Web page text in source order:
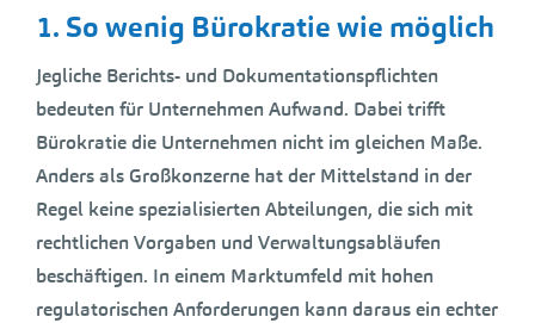
1. So wenig Bürokratie wie möglich
Jegliche Berichts- und Dokumentationspflichten
bedeuten für Unternehmen Aufwand. Dabei trifft
Bürokratie die Unternehmen nicht im gleichen Maße.
Anders als Großkonzerne hat der Mittelstand in der
Regel keine spezialisierten Abteilungen, die sich mit
rechtlichen Vorgaben und Verwaltungsabläufen
beschäftigen. In einem Marktumfeld mit hohen
regulatorischen Anforderungen kann daraus ein echter